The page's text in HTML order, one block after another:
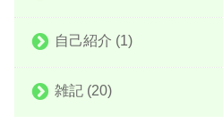
自己紹介 (1)
雑記 (20)